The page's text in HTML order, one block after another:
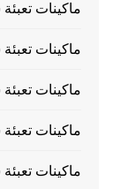
ماكينات
ماكينات
ماكينات
ماكينات
ماكينات